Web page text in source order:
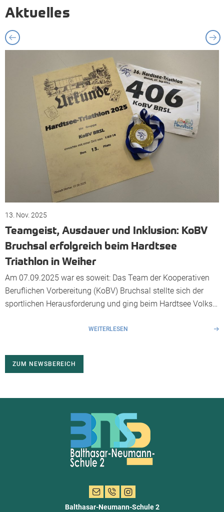
Aktuelles
13. Nov. 2025
Teamgeist, Ausdauer und Inklusion: KoBV
Bruchsal erfolgreich beim Hardtsee
Triathlon in Weiher
Am 07.09.2025 war es soweit: Das Team der Kooperativen
Beruflichen Vorbereitung (KoBV) Bruchsal stellte sich der
sportlichen Herausforderung und ging beim Hardtsee Volks
klaren Ziel: Gemeinsam ankommen, gemeinsam wachsen.
Lebenshilfe Bruchsal-Bretten übernahm das Schwimmen,
Guido […]
WEITERLESEN
ZUM NEWSBEREICH
Balthasar-Neumann-Schule 2